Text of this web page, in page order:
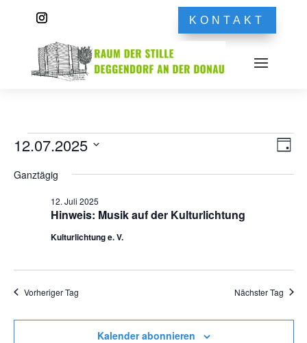
KONTAKT
Veranstaltungen
12.
2025
Tag
12.07.2025
wählen.
Ganztägig
Hinweis: Musik auf der Kulturlichtung
12. Juli 2025
Kulturlichtung e. V.
Vorheriger Tag Nächster Tag
Kalender abonnieren